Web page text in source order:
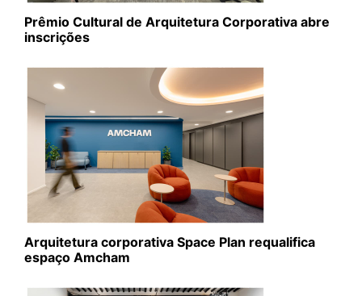
Prêmio Cultural de Arquitetura Corporativa abre
inscrições
Arquitetura corporativa Space Plan requalifica
espaço Amcham